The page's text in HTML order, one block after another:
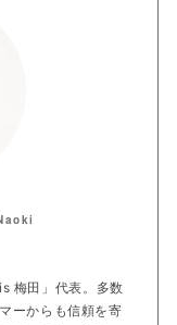
梅田」代表。多数
ーからも信頼を寄